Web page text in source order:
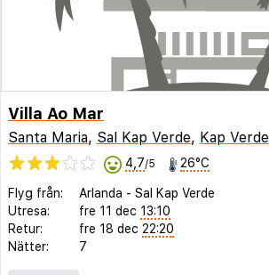
Villa Ao Mar
Santa Maria, Sal Kap Verde, Kap Verde
4,7/5 26°C
Flyg från: Arlanda - Sal Kap Verde
Utresa:
fre 11 dec 13:10
Retur:
fre 18 dec 22:20
Nätter:
7